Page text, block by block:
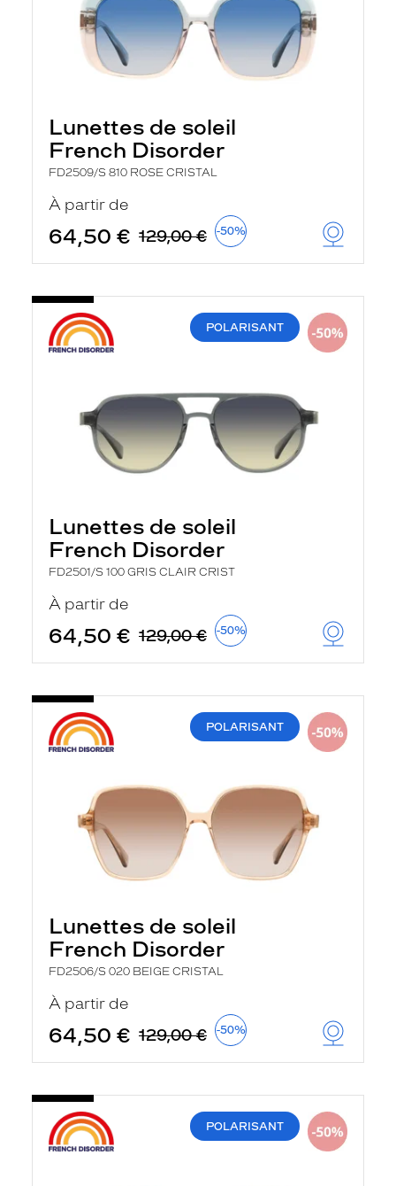
Lunettes de soleil
French Disorder
FD2509/S 810 ROSE CRISTAL
À partir de
64,50 € 129,00 € -50%
POLARISANT
Lunettes de soleil
French Disorder
FD2501/S 100 GRIS CLAIR CRIST
À partir de
64,50 € 129,00 € -50%
POLARISANT
Lunettes de soleil
French Disorder
FD2506/S 020 BEIGE CRISTAL
À partir de
64,50 € 129,00 € -50%
POLARISANT